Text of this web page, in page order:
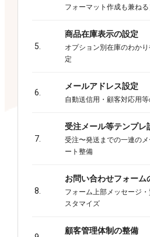
フォーマット作成も兼ねる
5.
商品在庫表示の設定
オプション別在庫のわか
定
6.
メールアドレス設定
自動送信用・顧客対応用
7.
受注メール等テンプレ
受注〜発送までの一連の
ート整備
8.
お問い合わせフォーム
フォーム上部メッセージ
スタマイズ
顧客管理体制の整備